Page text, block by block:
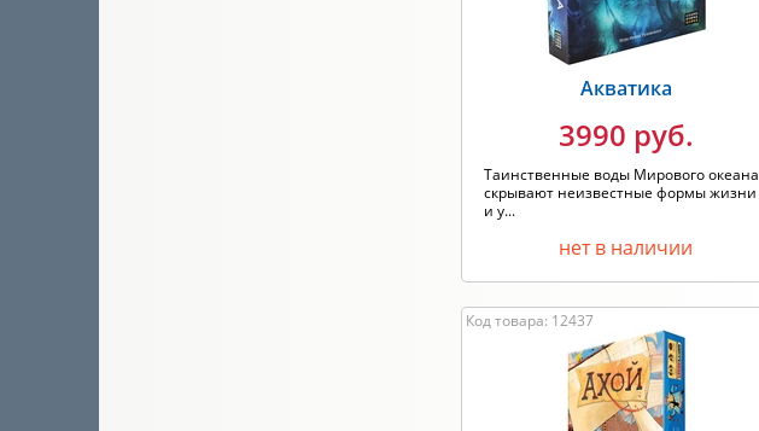
Акватика
3990 руб.
Таинственные воды Мирового океана
скрывают неизвестные формы жизни
и у...
нет в наличии
Код товара: 12437